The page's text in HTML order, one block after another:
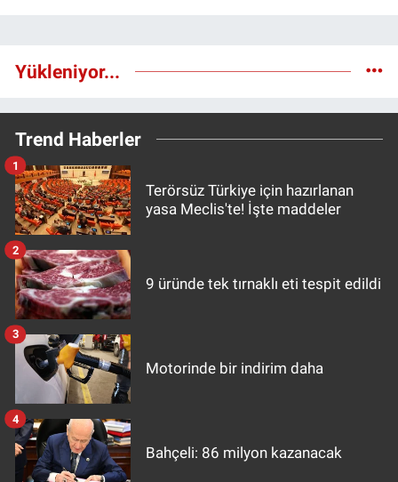
Yükleniyor...
Trend Haberler
Terörsüz Türkiye için hazırlanan
yasa Meclis'te! İşte maddeler
1
9 üründe tek tırnaklı eti tespit edildi
2
Motorinde bir indirim daha
3
Bahçeli: 86 milyon kazanacak
4